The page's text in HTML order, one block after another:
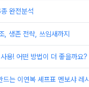
완전분석
, 생존 전략, 쓰임새까지
용! 어떤 방법이 더 좋을까요?
는 이연복 셰프표 멘보샤 레